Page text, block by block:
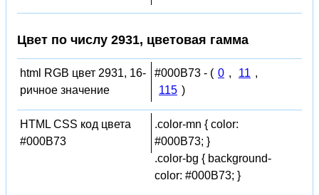
Цвет по числу 2931, цветовая гамма
html RGB цвет 2931, 16-
ричное значение
#000B73 - ( 0 , 11 ,
115 )
HTML CSS код цвета
#000B73
.color-mn { color:
#000B73; }
.color-bg { background-
color: #000B73; }